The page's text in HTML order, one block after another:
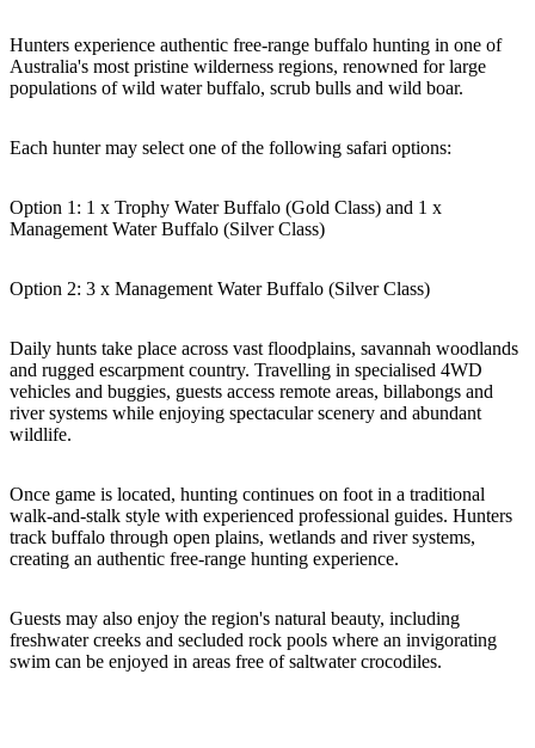
Cerca:
Sign
up
Hunters experience authentic free-range buffalo hunting in one of
Australia's most pristine wilderness regions, renowned for large
populations of wild water buffalo, scrub bulls and wild boar.
Each hunter may select one of the following safari options:
Option 1: 1 x Trophy Water Buffalo (Gold Class) and 1 x
Management Water Buffalo (Silver Class)
Option 2: 3 x Management Water Buffalo (Silver Class)
Daily hunts take place across vast floodplains, savannah woodlands
and rugged escarpment country. Travelling in specialised 4WD
vehicles and buggies, guests access remote areas, billabongs and
river systems while enjoying spectacular scenery and abundant
wildlife.
Once game is located, hunting continues on foot in a traditional
walk-and-stalk style with experienced professional guides. Hunters
track buffalo through open plains, wetlands and river systems,
creating an authentic free-range hunting experience.
Guests may also enjoy the region's natural beauty, including
freshwater creeks and secluded rock pools where an invigorating
swim can be enjoyed in areas free of saltwater crocodiles.